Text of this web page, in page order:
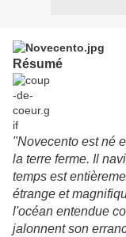
Résumé
"Novecento est né
la terre ferme. Il
temps est
étrange et
l'océan entendue
jalonnent son